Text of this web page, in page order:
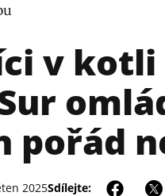
v kotli
pořád
2025Sdílejte: